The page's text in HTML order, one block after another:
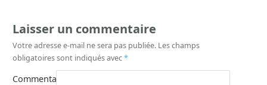
Laisser un commentaire
Votre adresse e-mail ne sera pas publiée. Les champs
obligatoires sont indiqués avec*
Commentaire